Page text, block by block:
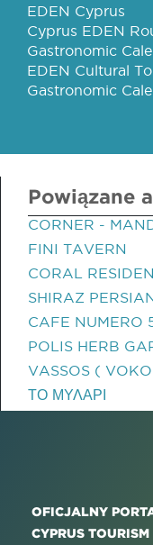
EDEN Cyprus
Cyprus EDEN
Gastronomic
EDEN Cultural
Gastronomic
Powiązane
CORNER -
FINI TAVERN
CORAL
SHIRAZ
CAFE NUMERO
POLIS HERB
VASSOS (
ΤΟ ΜΥΛΑΡΙ
OFICJALNY
CYPRUS TOURISM